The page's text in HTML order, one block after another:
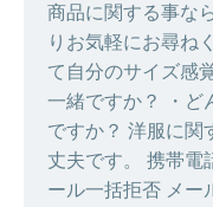
商品に関する事な
りお気軽にお尋ね
て自分のサイズ感
一緒ですか？ ・ど
ですか？ 洋服に関
丈夫です。 携帯電
ール一括拒否 メー